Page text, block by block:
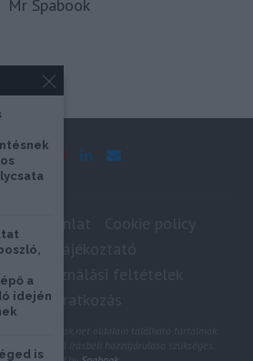
Mr Spabook
tájékoztató
felhasználási feltételek
feliratkozás
a szerző írásbeli hozzájárulása szükséges.
a
idején
is